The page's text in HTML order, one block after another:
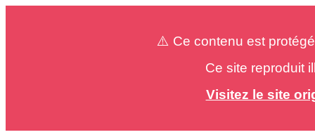
⚠️ Ce contenu est
Ce site reproduit
Visitez le site